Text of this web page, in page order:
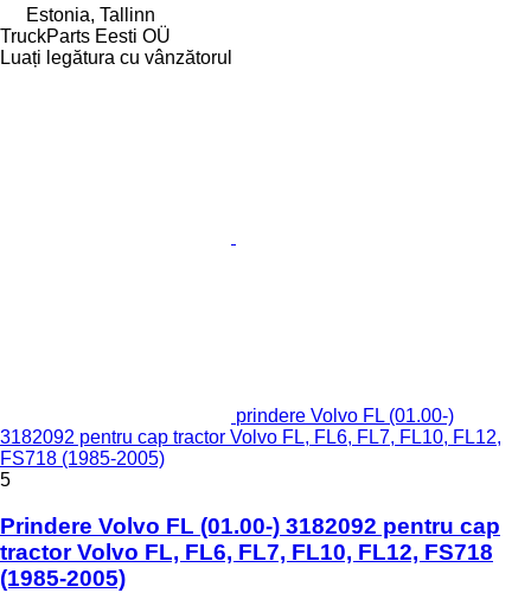
Estonia, Tallinn
TruckParts Eesti OÜ
Luați legătura cu vânzătorul
prindere Volvo FL (01.00-)
3182092 pentru cap tractor Volvo FL, FL6, FL7, FL10, FL12,
FS718 (1985-2005)
5
Prindere Volvo FL (01.00-) 3182092 pentru cap
tractor Volvo FL, FL6, FL7, FL10, FL12, FS718
(1985-2005)